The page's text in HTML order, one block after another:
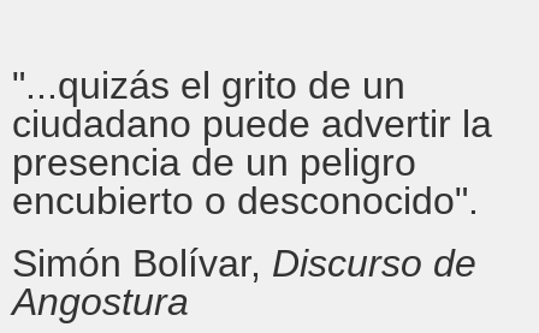
"...quizás el grito de un
ciudadano puede advertir la
presencia de un peligro
encubierto o desconocido".
Simón Bolívar, Discurso de
Angostura